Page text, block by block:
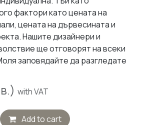
фактори като цената на
цената на дървесината и
Нашите дизайнери и
ще отговорят на всеки
заповядайте да разгледате
with VAT
Add to cart